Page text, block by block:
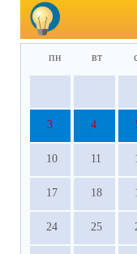
пн вт
3 4
10 11
17 18
24 25